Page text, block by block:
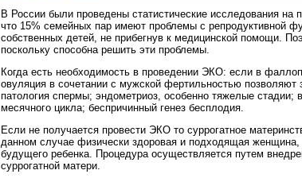
В России были проведены статистические исследования
что 15% семейных пар имеют проблемы с репродуктивной
собственных детей, не прибегнув к медицинской помощи.
поскольку способна решить эти проблемы.
Когда есть необходимость в проведении ЭКО: если в
овуляция в сочетании с мужской фертильностью позволяют
патология спермы; эндометриоз, особенно тяжелые
месячного цикла; беспричинный генез бесплодия.
Если не получается провести ЭКО то суррогатное
данном случае физически здоровая и подходящая
будущего ребенка. Процедура осуществляется путем
суррогатной матери.